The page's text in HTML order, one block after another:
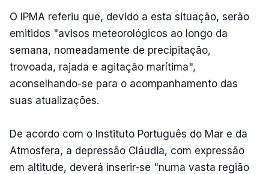
O IPMA referiu que, devido a esta situação, serão
emitidos "avisos meteorológicos ao longo da
semana, nomeadamente de precipitação,
trovoada, rajada e agitação marítima",
aconselhando-se para o acompanhamento das
suas atualizações.
De acordo com o Instituto Português do Mar e da
Atmosfera, a depressão Cláudia, com expressão
em altitude, deverá inserir-se "numa vasta região